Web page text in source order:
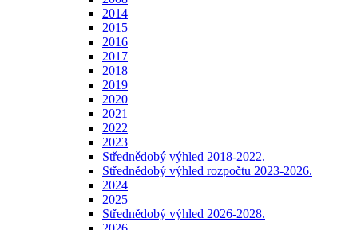
2014
2015
2016
2017
2018
2019
2020
2021
2022
2023
Střednědobý výhled 2018-2022.
Střednědobý výhled rozpočtu 2023-2026.
2024
2025
Střednědobý výhled 2026-2028.